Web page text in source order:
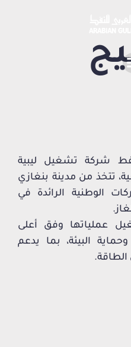
شركة تشغيل ليبية
تتخذ من مدينة بنغازي
الوطنية الرائدة في
عملياتها وفق أعلى
البيئة، بما يدعم
الطاقة.